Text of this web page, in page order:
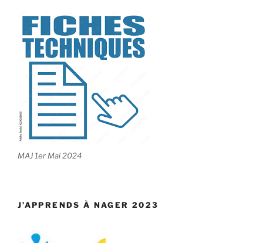
MAJ 1er Mai 2024
J’APPRENDS À NAGER 2023